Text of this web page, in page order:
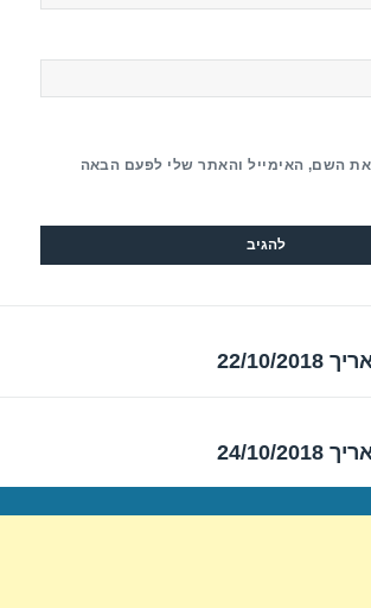
השם, האימייל והאתר שלי לפעם הבאה
2018
2018